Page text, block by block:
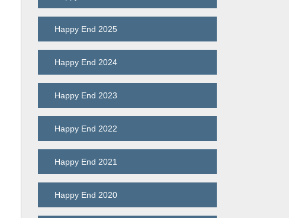
Happy End 2025
Happy End 2024
Happy End 2023
Happy End 2022
Happy End 2021
Happy End 2020